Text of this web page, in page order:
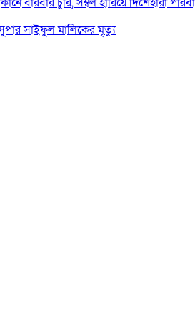
সাইফুল মালিকের মৃত্যু